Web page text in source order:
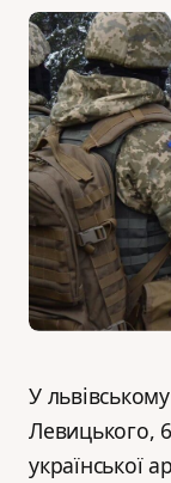
У
Левицького,
української